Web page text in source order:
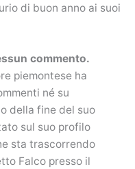
di buon anno ai suoi
commento.
piemontese ha
né su
della fine del suo
sul suo profilo
sta trascorrendo
Falco presso il